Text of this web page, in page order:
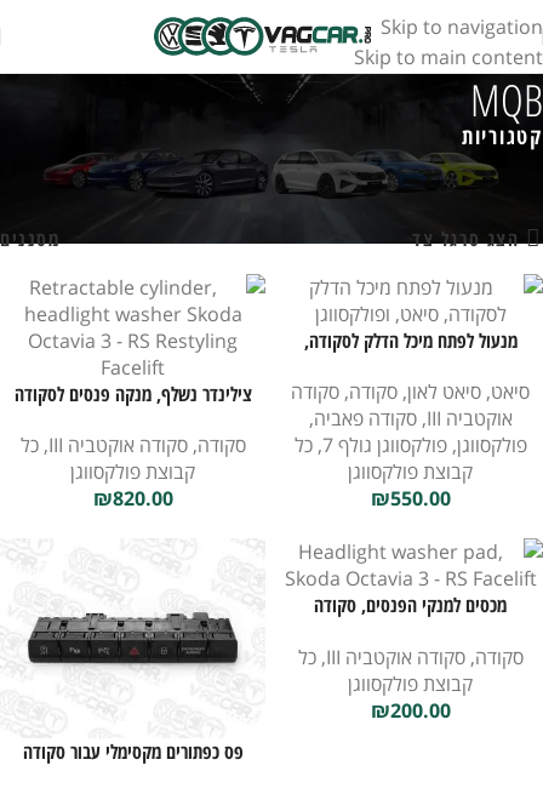
Skip to navigation
Skip to main content
MQB
קטגוריות
עמוד הבית חנות מוצרים המתויגים “MQB”
הצג סרגל צד
מסננים
מנעול לפתח מיכל הדלק לסקודה,
סיאט, סיאט לאון, סקודה, סקודה
אוקטביה III
, סקודה פאביה,
פולקסווגן, פולקסווגן גולף 7 , כל
קבוצת פולקסווגן
₪550.00
צילינדר נשלף, מנקה פנסים לסקודה
סקודה, סקודה אוקטביה III , כל
קבוצת פולקסווגן
₪820.00
מכסים למנקי הפנסים, סקודה
סקודה, סקודה אוקטביה III , כל
קבוצת פולקסווגן
₪200.00
פס כפתורים מקסימלי עבור סקודה